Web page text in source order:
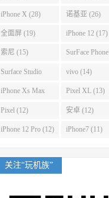
iPhone X (28) 诺基亚 (26)
全面屏 (19) iPhone 12 (17)
索尼 (15) SurFace Phone
(14)
Surface Studio
(14)
vivo (14)
iPhone Xs Max
(14)
Pixel XL (13)
Pixel (12) 安卓 (12)
iPhone 12 Pro (12) iPhone7 (11)
关注“玩机族”